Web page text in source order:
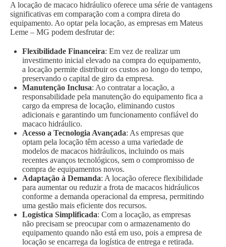
A locação de macaco hidráulico oferece uma série de vantagens
significativas em comparação com a compra direta do
equipamento. Ao optar pela locação, as empresas em Mateus
Leme – MG podem desfrutar de:
Flexibilidade Financeira: Em vez de realizar um
investimento inicial elevado na compra do equipamento,
a locação permite distribuir os custos ao longo do tempo,
preservando o capital de giro da empresa.
Manutenção Inclusa: Ao contratar a locação, a
responsabilidade pela manutenção do equipamento fica a
cargo da empresa de locação, eliminando custos
adicionais e garantindo um funcionamento confiável do
macaco hidráulico.
Acesso a Tecnologia Avançada: As empresas que
optam pela locação têm acesso a uma variedade de
modelos de macacos hidráulicos, incluindo os mais
recentes avanços tecnológicos, sem o compromisso de
compra de equipamentos novos.
Adaptação à Demanda: A locação oferece flexibilidade
para aumentar ou reduzir a frota de macacos hidráulicos
conforme a demanda operacional da empresa, permitindo
uma gestão mais eficiente dos recursos.
Logística Simplificada: Com a locação, as empresas
não precisam se preocupar com o armazenamento do
equipamento quando não está em uso, pois a empresa de
locação se encarrega da logística de entrega e retirada.